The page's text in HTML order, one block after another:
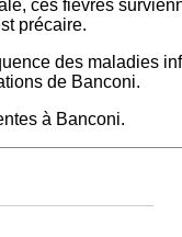
ces fièvres
précaire.
des maladies
de Banconi.
à Banconi.